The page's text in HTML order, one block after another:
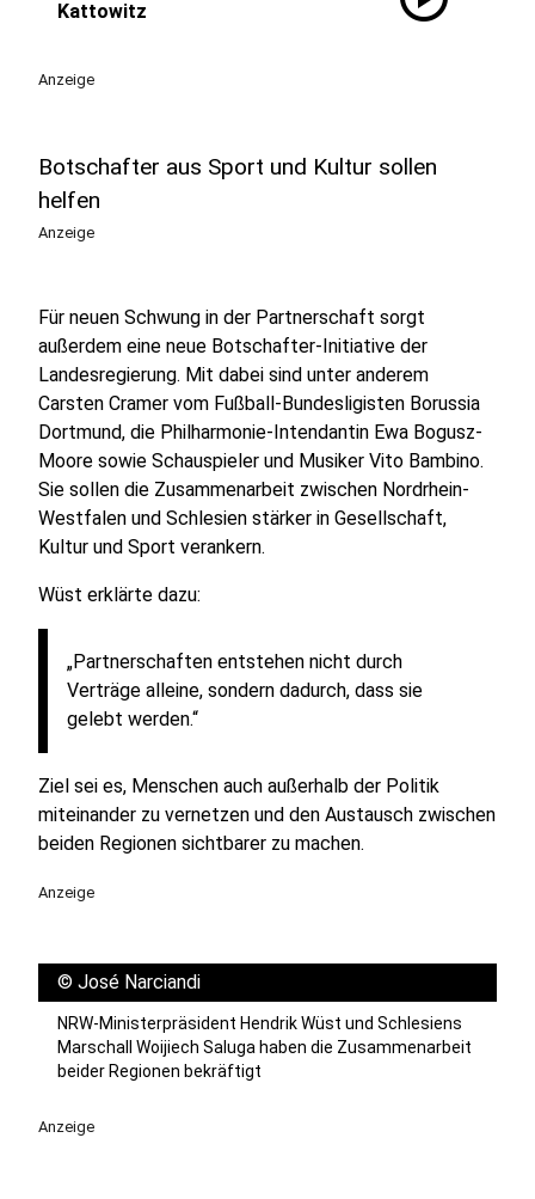
Kattowitz
Anzeige
Botschafter aus Sport und Kultur sollen
helfen
Anzeige
Für neuen Schwung in der Partnerschaft sorgt
außerdem eine neue Botschafter-Initiative der
Landesregierung. Mit dabei sind unter anderem
Carsten Cramer vom Fußball-Bundesligisten Borussia
Dortmund, die Philharmonie-Intendantin Ewa Bogusz-
Moore sowie Schauspieler und Musiker Vito Bambino.
Sie sollen die Zusammenarbeit zwischen Nordrhein-
Westfalen und Schlesien stärker in Gesellschaft,
Kultur und Sport verankern.
Wüst erklärte dazu:
„Partnerschaften entstehen nicht durch
Verträge alleine, sondern dadurch, dass sie
gelebt werden.“
Ziel sei es, Menschen auch außerhalb der Politik
miteinander zu vernetzen und den Austausch zwischen
beiden Regionen sichtbarer zu machen.
Anzeige
© José Narciandi
NRW-Ministerpräsident Hendrik Wüst und Schlesiens
Marschall Woijiech Saluga haben die Zusammenarbeit
beider Regionen bekräftigt
Anzeige